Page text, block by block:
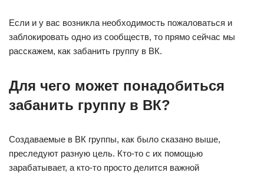
Если и у вас возникла необходимость пожаловаться и
заблокировать одно из сообществ, то прямо сейчас мы
расскажем, как забанить группу в ВК.
Для чего может понадобиться
забанить группу в ВК?
Создаваемые в ВК группы, как было сказано выше,
преследуют разную цель. Кто-то с их помощью
зарабатывает, а кто-то просто делится важной